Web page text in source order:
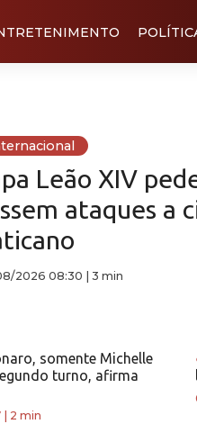
Leão XIV
ataques a
2026 08:30 3 min
somente Michelle
turno, afirma
| 2 min